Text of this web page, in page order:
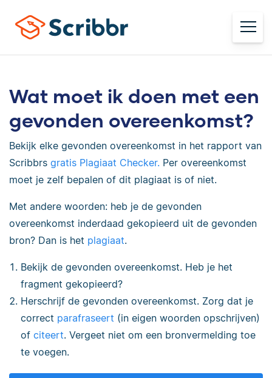
Wat moet ik doen met een
gevonden overeenkomst?
Bekijk elke gevonden overeenkomst in het rapport van
Scribbrs gratis Plagiaat Checker. Per overeenkomst
moet je zelf bepalen of dit plagiaat is of niet.
Met andere woorden: heb je de gevonden
overeenkomst inderdaad gekopieerd uit de gevonden
bron? Dan is het plagiaat.
Bekijk de gevonden overeenkomst. Heb je het
fragment gekopieerd?
Herschrijf de gevonden overeenkomst. Zorg dat je
correct parafraseert (in eigen woorden opschrijven)
ofciteert. Vergeet niet om een bronvermelding toe
te voegen.